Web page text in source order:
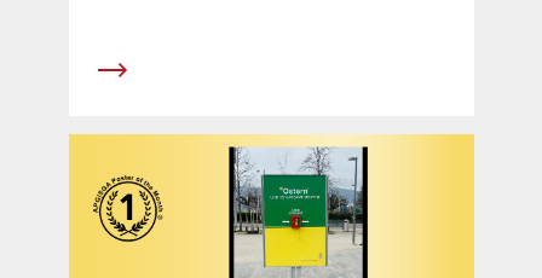
settore Partner Market a Christian Gotter.